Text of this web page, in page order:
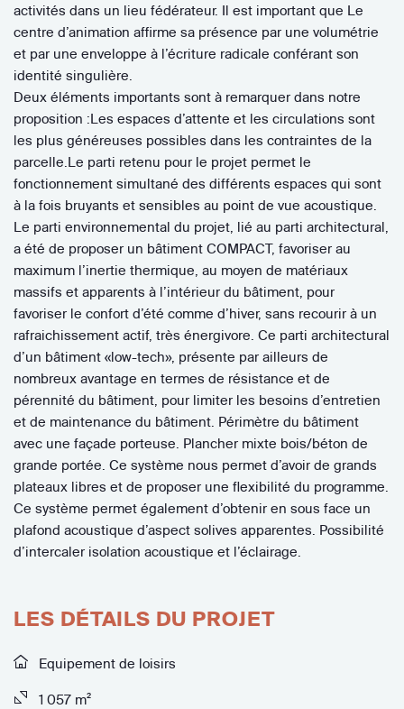
activités dans un lieu fédérateur. Il est important que Le
centre d’animation affirme sa présence par une volumétrie
et par une enveloppe à l’écriture radicale conférant son
identité singulière.
Deux éléments importants sont à remarquer dans notre
proposition :Les espaces d’attente et les circulations sont
les plus généreuses possibles dans les contraintes de la
parcelle.Le parti retenu pour le projet permet le
fonctionnement simultané des différents espaces qui sont
à la fois bruyants et sensibles au point de vue acoustique.
Le parti environnemental du projet, lié au parti architectural,
a été de proposer un bâtiment COMPACT, favoriser au
maximum l’inertie thermique, au moyen de matériaux
massifs et apparents à l’intérieur du bâtiment, pour
favoriser le confort d’été comme d’hiver, sans recourir à un
rafraichissement actif, très énergivore. Ce parti architectural
d’un bâtiment «low-tech», présente par ailleurs de
nombreux avantage en termes de résistance et de
pérennité du bâtiment, pour limiter les besoins d’entretien
et de maintenance du bâtiment. Périmètre du bâtiment
avec une façade porteuse. Plancher mixte bois/béton de
grande portée. Ce système nous permet d’avoir de grands
plateaux libres et de proposer une flexibilité du programme.
Ce système permet également d’obtenir en sous face un
plafond acoustique d’aspect solives apparentes. Possibilité
d’intercaler isolation acoustique et l’éclairage.
LES DÉTAILS DU PROJET
Equipement de loisirs
1 057 m²